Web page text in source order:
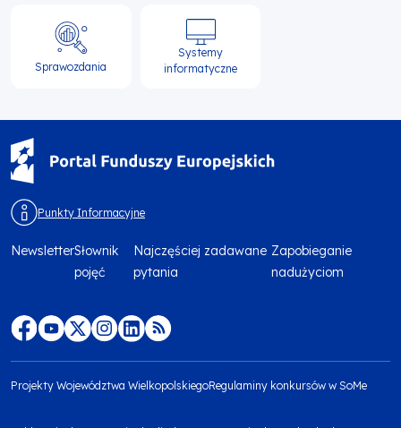
Sprawozdania
Systemy
informatyczne
Punkty Informacyjne
Menu
footer
top
NewsletterSłownik
pojęć
Najczęściej zadawane
pytania
Zapobieganie
nadużyciom
Projekty Województwa WielkopolskiegoRegulaminy konkursów w SoMe